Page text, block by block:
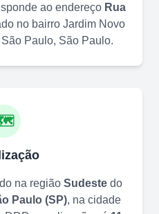
ao endereço Rua
no bairro Jardim Novo
São Paulo, São Paulo.
na região Sudestedo
Paulo(SP), na cidade